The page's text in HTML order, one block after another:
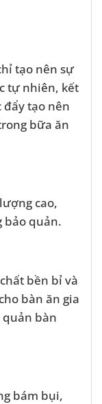
tạo nên sự
tự nhiên, kết
tạo nên
bữa ăn
cao,
bảo quản.
bền bỉ và
bàn ăn gia
quản bàn
bám bụi,